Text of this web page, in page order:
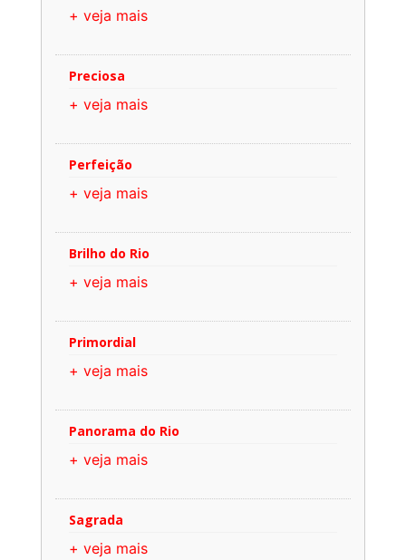
+ veja mais
Preciosa
+ veja mais
Perfeição
+ veja mais
Brilho do Rio
+ veja mais
Primordial
+ veja mais
Panorama do Rio
+ veja mais
Sagrada
+ veja mais